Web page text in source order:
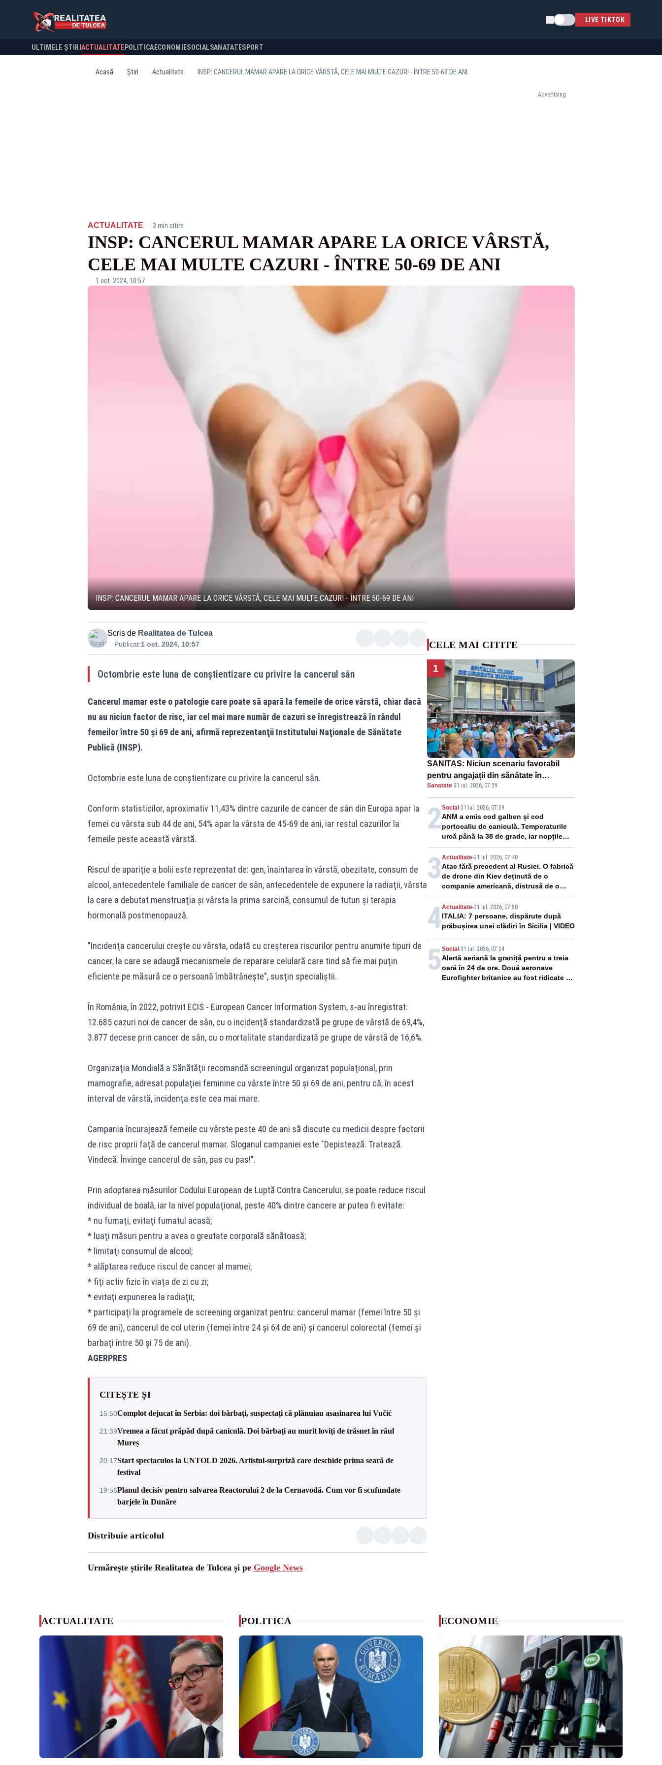
Schimba temaLIVE TIKTOK
ULTIMELE ȘTIRI ACTUALITATE POLITICA ECONOMIESOCIALSANATATESPORT
Acasă Știri Actualitate INSP: CANCERUL MAMAR APARE LA ORICE VÂRSTĂ, CELE MAI MULTE CAZURI - ÎNTRE 50-69 DE ANI
Advertising
ACTUALITATE· 3 min citire
INSP: CANCERUL MAMAR APARE LA ORICE VÂRSTĂ,
CELE MAI MULTE CAZURI - ÎNTRE 50-69 DE ANI
1 oct. 2024, 10:57
INSP: CANCERUL MAMAR APARE LA ORICE VÂRSTĂ, CELE MAI MULTE CAZURI - ÎNTRE 50-69 DE ANI
Scris de Realitatea de Tulcea
Publicat:1 oct. 2024, 10:57
Octombrie este luna de conştientizare cu privire la cancerul sân
Cancerul mamar este o patologie care poate să apară la femeile de orice vârstă, chiar dacă
nu au niciun factor de risc, iar cel mai mare număr de cazuri se înregistrează în rândul
femeilor între 50 şi 69 de ani, afirmă reprezentanţii Institutului Naţionale de Sănătate
Publică (INSP).
Octombrie este luna de conştientizare cu privire la cancerul sân.
Conform statisticilor, aproximativ 11,43% dintre cazurile de cancer de sân din Europa apar la
femei cu vârsta sub 44 de ani, 54% apar la vârsta de 45-69 de ani, iar restul cazurilor la
femeile peste această vârstă.
Riscul de apariţie a bolii este reprezentat de: gen, înaintarea în vârstă, obezitate, consum de
alcool, antecedentele familiale de cancer de sân, antecedentele de expunere la radiaţii, vârsta
la care a debutat menstruaţia şi vârsta la prima sarcină, consumul de tutun şi terapia
hormonală postmenopauză.
"Incidenţa cancerului creşte cu vârsta, odată cu creşterea riscurilor pentru anumite tipuri de
cancer, la care se adaugă mecanismele de reparare celulară care tind să fie mai puţin
eficiente pe măsură ce o persoană îmbătrâneşte", susţin specialiştii.
În România, în 2022, potrivit ECIS - European Cancer Information System, s-au înregistrat:
12.685 cazuri noi de cancer de sân, cu o incidenţă standardizată pe grupe de vârstă de 69,4%,
3.877 decese prin cancer de sân, cu o mortalitate standardizată pe grupe de vârstă de 16,6%.
Organizaţia Mondială a Sănătăţii recomandă screeningul organizat populaţional, prin
mamografie, adresat populaţiei feminine cu vârste între 50 şi 69 de ani, pentru că, în acest
interval de vârstă, incidenţa este cea mai mare.
Campania încurajează femeile cu vârste peste 40 de ani să discute cu medicii despre factorii
de risc proprii faţă de cancerul mamar. Sloganul campaniei este "Depistează. Tratează.
Vindecă. Învinge cancerul de sân, pas cu pas!".
Prin adoptarea măsurilor Codului European de Luptă Contra Cancerului, se poate reduce riscul
individual de boală, iar la nivel populaţional, peste 40% dintre cancere ar putea fi evitate:
* nu fumaţi, evitaţi fumatul acasă;
* luaţi măsuri pentru a avea o greutate corporală sănătoasă;
* limitaţi consumul de alcool;
* alăptarea reduce riscul de cancer al mamei;
* fiţi activ fizic în viaţa de zi cu zi;
* evitaţi expunerea la radiaţii;
* participaţi la programele de screening organizat pentru: cancerul mamar (femei între 50 şi
69 de ani), cancerul de col uterin (femei între 24 şi 64 de ani) şi cancerul colorectal (femei şi
barbaţi între 50 şi 75 de ani).
AGERPRES
CITEȘTE ȘI
15:50Complot dejucat în Serbia: doi bărbați, suspectați că plănuiau asasinarea lui Vučić
21:39Vremea a făcut prăpăd după caniculă. Doi bărbați au murit loviți de trăsnet în râul
Mureș
20:17Start spectaculos la UNTOLD 2026. Artistul-surpriză care deschide prima seară de
festival
19:56Planul decisiv pentru salvarea Reactorului 2 de la Cernavodă. Cum vor fi scufundate
barjele în Dunăre
Distribuie articolul
Urmărește știrile Realitatea de Tulcea și pe Google News
CELE MAI CITITE
1
SANITAS: Niciun scenariu favorabil
pentru angajații din sănătate în
proiectul Legii salarizării
Sanatate·31 iul. 2026, 07:29
2Social -31 iul. 2026, 07:39
ANM a emis cod galben și cod
portocaliu de caniculă. Temperaturile
urcă până la 38 de grade, iar nopțile
devin tropicale
3 Actualitate-31 iul. 2026, 07:40
Atac fără precedent al Rusiei. O fabrică
de drone din Kiev deținută de o
companie americană, distrusă de o
rachetă rusească
4Actualitate-31 iul. 2026, 07:50
ITALIA: 7 persoane, dispărute după
prăbușirea unei clădiri în Sicilia | VIDEO
5 Social -31 iul. 2026, 07:24
Alertă aeriană la graniță pentru a treia
oară în 24 de ore. Două aeronave
Eurofighter britanice au fost ridicate de
ACTUALITATE POLITICA ECONOMIE